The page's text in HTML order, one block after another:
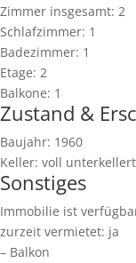
Zimmer insgesamt: 2
Schlafzimmer: 1
Badezimmer: 1
Etage: 2
Balkone: 1
Zustand &
Baujahr: 1960
Keller: voll unterkellert
Sonstiges
Immobilie ist
zurzeit vermietet: ja
– Balkon